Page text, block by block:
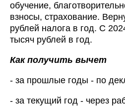
обучение,
взносы, страхование.
рублей налога в год. С
тысяч рублей в год.
Как получить вычет
- за прошлые годы - по
- за текущий год - через